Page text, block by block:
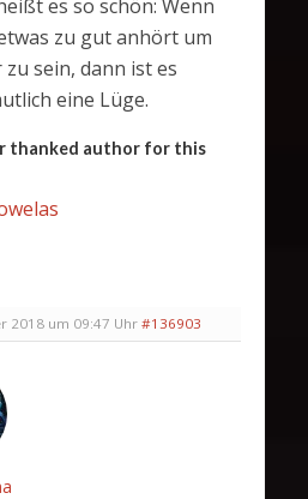
es so schön: Wenn
zu gut anhört um
zu sein, dann ist es
eine Lüge.
thanked author for this
2018 um 09:47 Uhr #136903